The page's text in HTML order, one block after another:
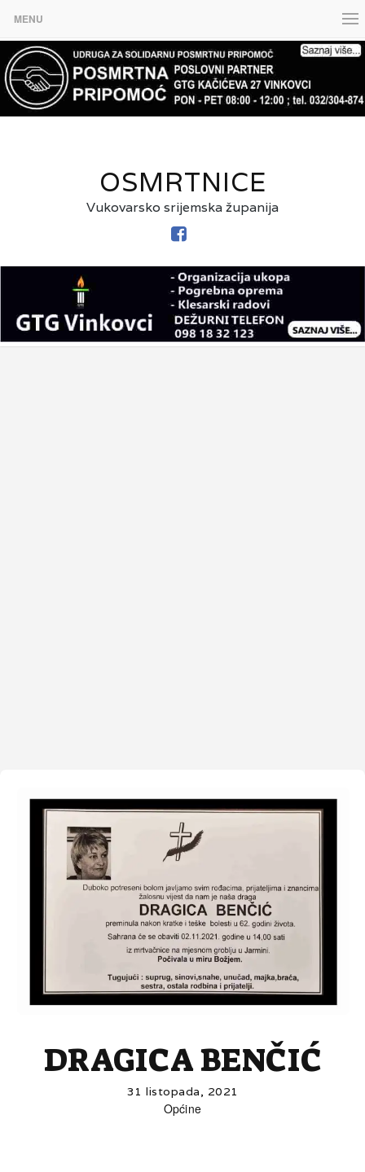
MENU
OSMRTNICE
Vukovarsko srijemska županija
DRAGICA BENČIĆ
31 listopada, 2021
Općine